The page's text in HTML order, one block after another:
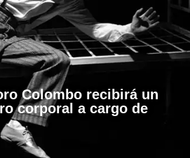
Colombo recibirá un
corporal a cargo de